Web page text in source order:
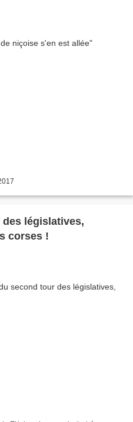
législatives,
corses !